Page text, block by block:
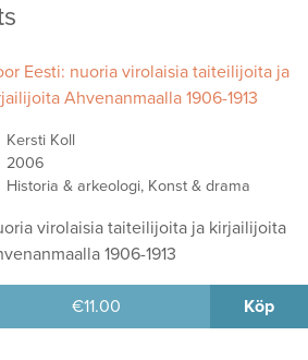
Eesti: nuoria virolaisia taiteilijoita ja
Ahvenanmaalla 1906-1913
Kersti Koll
2006
Historia & arkeologi, Konst & drama
virolaisia taiteilijoita ja kirjailijoita
1906-1913
€11.00 Köp